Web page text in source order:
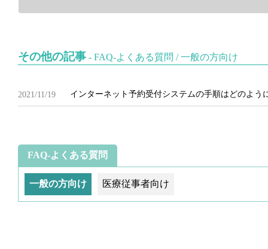
その他の記事 - FAQ-よくある質問 /一般の方向け
2021/11/19 インターネット予約受付システムの手順はどのよう
FAQ-よくある質問
一般の方向け 医療従事者向け